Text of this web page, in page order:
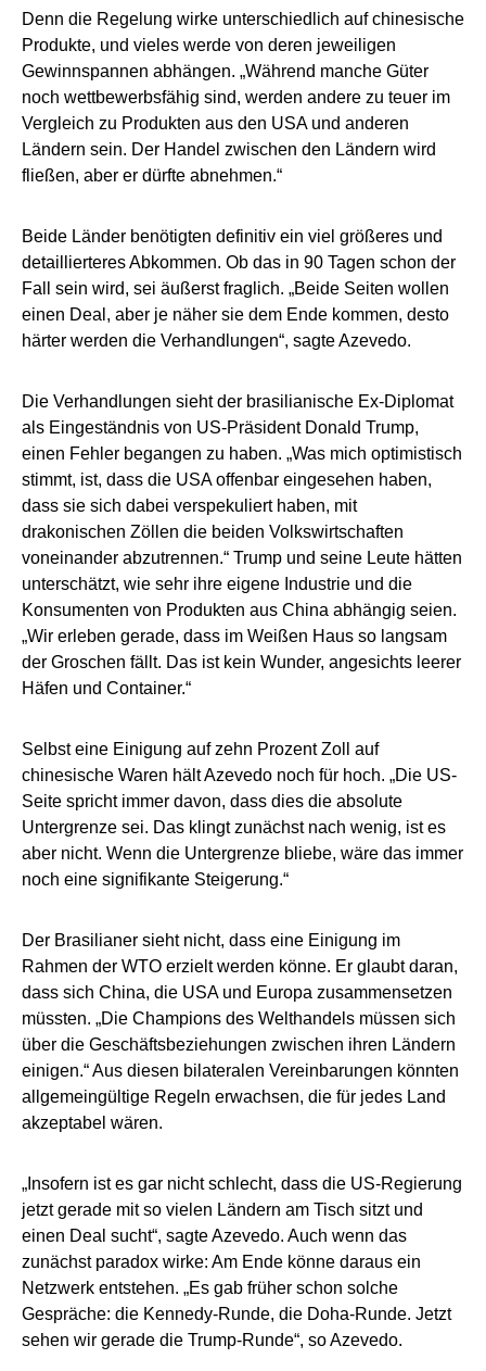
Denn die Regelung wirke unterschiedlich auf chinesische
Produkte, und vieles werde von deren jeweiligen
Gewinnspannen abhängen. „Während manche Güter
noch wettbewerbsfähig sind, werden andere zu teuer im
Vergleich zu Produkten aus den USA und anderen
Ländern sein. Der Handel zwischen den Ländern wird
fließen, aber er dürfte abnehmen.“
Beide Länder benötigten definitiv ein viel größeres und
detaillierteres Abkommen. Ob das in 90 Tagen schon der
Fall sein wird, sei äußerst fraglich. „Beide Seiten wollen
einen Deal, aber je näher sie dem Ende kommen, desto
härter werden die Verhandlungen“, sagte Azevedo.
Die Verhandlungen sieht der brasilianische Ex-Diplomat
als Eingeständnis von US-Präsident Donald Trump,
einen Fehler begangen zu haben. „Was mich optimistisch
stimmt, ist, dass die USA offenbar eingesehen haben,
dass sie sich dabei verspekuliert haben, mit
drakonischen Zöllen die beiden Volkswirtschaften
voneinander abzutrennen.“ Trump und seine Leute hätten
unterschätzt, wie sehr ihre eigene Industrie und die
Konsumenten von Produkten aus China abhängig seien.
„Wir erleben gerade, dass im Weißen Haus so langsam
der Groschen fällt. Das ist kein Wunder, angesichts leerer
Häfen und Container.“
Selbst eine Einigung auf zehn Prozent Zoll auf
chinesische Waren hält Azevedo noch für hoch. „Die US-
Seite spricht immer davon, dass dies die absolute
Untergrenze sei. Das klingt zunächst nach wenig, ist es
aber nicht. Wenn die Untergrenze bliebe, wäre das immer
noch eine signifikante Steigerung.“
Der Brasilianer sieht nicht, dass eine Einigung im
Rahmen der WTO erzielt werden könne. Er glaubt daran,
dass sich China, die USA und Europa zusammensetzen
müssten. „Die Champions des Welthandels müssen sich
über die Geschäftsbeziehungen zwischen ihren Ländern
einigen.“ Aus diesen bilateralen Vereinbarungen könnten
allgemeingültige Regeln erwachsen, die für jedes Land
akzeptabel wären.
„Insofern ist es gar nicht schlecht, dass die US-Regierung
jetzt gerade mit so vielen Ländern am Tisch sitzt und
einen Deal sucht“, sagte Azevedo. Auch wenn das
zunächst paradox wirke: Am Ende könne daraus ein
Netzwerk entstehen. „Es gab früher schon solche
Gespräche: die Kennedy-Runde, die Doha-Runde. Jetzt
sehen wir gerade die Trump-Runde“, so Azevedo.